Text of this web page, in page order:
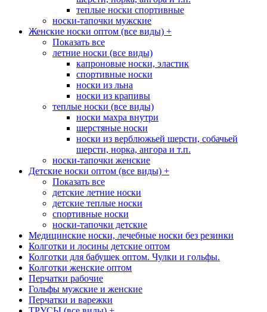
теплые носки спортивные
носки-тапочки мужские
Женские носки оптом (все виды) +
Показать все
летние носки (все виды)
капроновые носки, эластик
спортивные носки
носки из льна
носки из крапивы
теплые носки (все виды)
носки махра внутри
шерстяные носки
носки из верблюжьей шерсти, собачьей
шерсти, норка, ангора и т.п.
носки-тапочки женские
Детские носки оптом (все виды) +
Показать все
детские летние носки
детские теплые носки
спортивные носки
носки-тапочки детские
Медицинские носки, лечебные носки без резинки
Колготки и лосины детские оптом
Колготки для бабушек оптом. Чулки и гольфы.
Колготки женские оптом
Перчатки рабочие
Гольфы мужские и женские
Перчатки и варежки